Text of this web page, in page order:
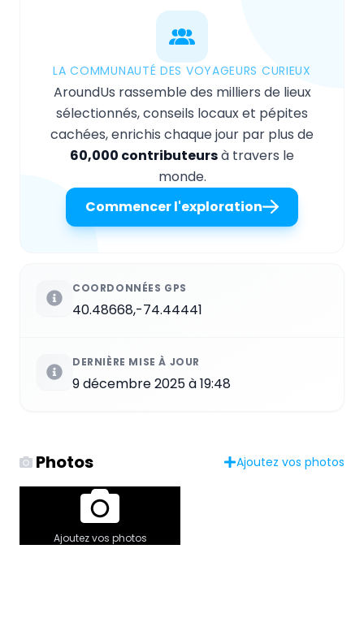
LA COMMUNAUTÉ DES VOYAGEURS CURIEUX
AroundUs rassemble des milliers de lieux
sélectionnés, conseils locaux et pépites
cachées, enrichis chaque jour par plus de
60,000 contributeursà travers le
monde.
Commencer l'exploration
COORDONNÉES GPS
40.48668,-74.44441
DERNIÈRE MISE À JOUR
9 décembre 2025 à 19:48
Photos Ajoutez vos photos
Ajoutez vos photos